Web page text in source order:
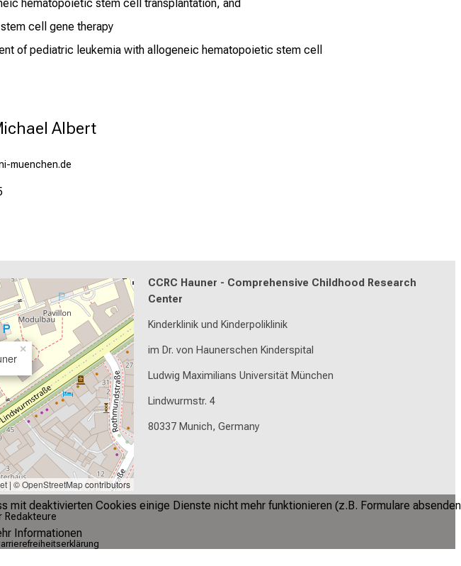
deaktivierten Cookies einige Dienste nicht mehr funktionieren (z.B. Formulare
Informationen
hematopoietic stem cell transplantation, and
cell gene therapy
of pediatric leukemia with allogeneic hematopoietic stem cell
Albert
muenchen.de
×
| ©OpenStreetMapcontributors
CCRC Hauner - Comprehensive Childhood Research
Center
Kinderklinik und Kinderpoliklinik
im Dr. von Haunerschen Kinderspital
Ludwig Maximilians Universität München
Lindwurmstr. 4
80337 Munich, Germany
Redakteure